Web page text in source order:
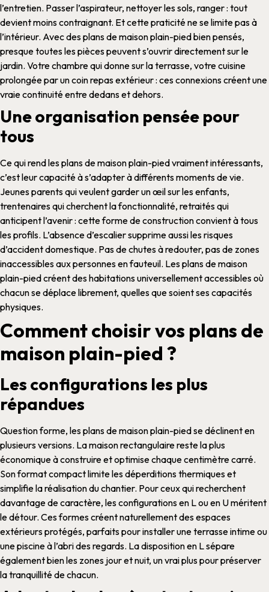
l’entretien. Passer l’aspirateur, nettoyer les sols, ranger : tout
devient moins contraignant. Et cette praticité ne se limite pas à
l’intérieur. Avec desplans de maison plain-piedbien pensés,
presque toutes lespiècespeuvent s’ouvrir directement sur le
jardin. Votrechambrequi donne sur la terrasse, votrecuisine
prolongée par un coin repas extérieur : ces connexions créent une
vraie continuité entre dedans et dehors.
Une organisation pensée pour
tous
Ce qui rend lesplans de maison plain-piedvraiment intéressants,
c’est leur capacité à s’adapter à différents moments de vie.
Jeunes parents qui veulent garder un œil sur les enfants,
trentenaires qui cherchent la fonctionnalité, retraités qui
anticipent l’avenir : cetteformedeconstructionconvient à tous
les profils. L’absence d’escalier supprime aussi les risques
d’accident domestique. Pas de chutes à redouter, pas de zones
inaccessibles aux personnes en fauteuil. Lesplans de maison
plain-piedcréent deshabitationsuniversellement accessibles où
chacun se déplace librement, quelles que soient ses capacités
physiques.
Comment choisir vos plans de
maison plain-pied ?
Les configurations les plus
répandues
Questionforme, lesplans de maison plain-piedse déclinent en
plusieurs versions. Lamaisonrectangulaire reste la plus
économique àconstruireet optimise chaque centimètre carré.
Son format compact limite lesdéperditions thermiqueset
simplifie laréalisationduchantier. Pour ceux qui recherchent
davantage de caractère, les configurations en L ou en U méritent
le détour. Cesformescréent naturellement des espaces
extérieurs protégés, parfaits pour installer une terrasse intime ou
une piscine à l’abri des regards. La disposition en L sépare
également bien les zones jour et nuit, un vrai plus pour préserver
la tranquillité de chacun.